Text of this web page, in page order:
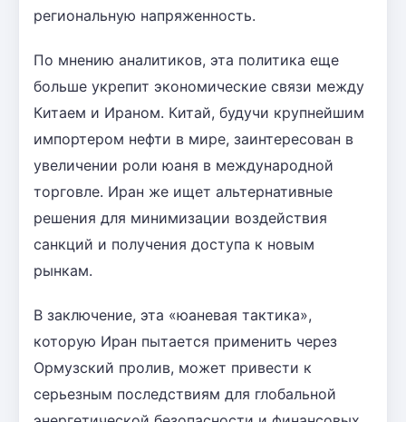
региональную напряженность.
По мнению аналитиков, эта политика еще
больше укрепит экономические связи между
Китаем и Ираном. Китай, будучи крупнейшим
импортером нефти в мире, заинтересован в
увеличении роли юаня в международной
торговле. Иран же ищет альтернативные
решения для минимизации воздействия
санкций и получения доступа к новым
рынкам.
В заключение, эта «юаневая тактика»,
которую Иран пытается применить через
Ормузский пролив, может привести к
серьезным последствиям для глобальной